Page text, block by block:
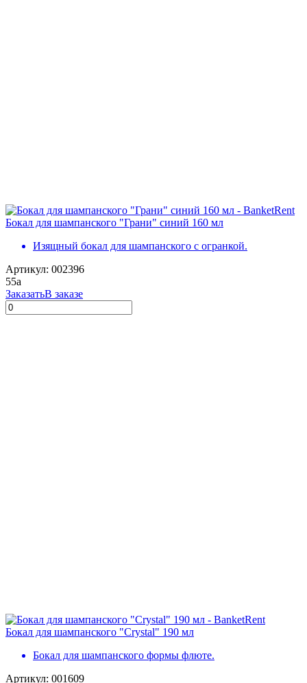
Бокал для шампанского "Грани" синий 160 мл
Изящный бокал для шампанского с огранкой.
Артикул: 002396
55a
ЗаказатьВ заказе
Бокал для шампанского "Crystal" 190 мл
Бокал для шампанского формы флюте.
Артикул: 001609